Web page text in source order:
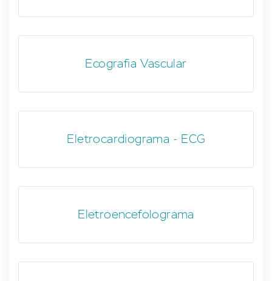
Ecografia Vascular
Eletrocardiograma - ECG
Eletroencefolograma